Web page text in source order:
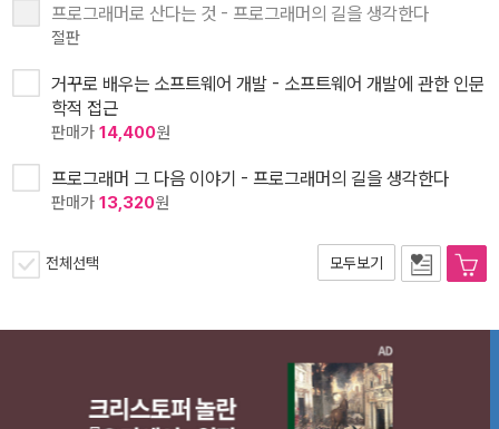
프로그래머로 산다는 것 - 프로그래머의 길을 생각한다
절판
거꾸로 배우는 소프트웨어 개발 - 소프트웨어 개발에 관한 인문
학적 접근
판매가 14,400원
프로그래머 그 다음 이야기 - 프로그래머의 길을 생각한다
판매가 13,320원
전체선택 모두보기